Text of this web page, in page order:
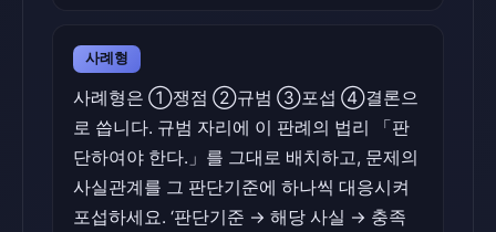
사례형
사례형은 ①쟁점 ②규범 ③포섭 ④결론으
로 씁니다. 규범 자리에 이 판례의 법리 「판
단하여야 한다.」를 그대로 배치하고, 문제의
사실관계를 그 판단기준에 하나씩 대응시켜
포섭하세요. ‘판단기준 → 해당 사실 → 충족